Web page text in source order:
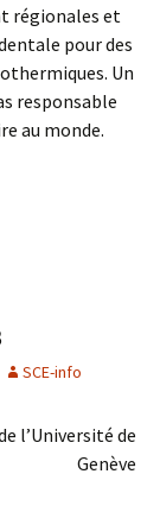
régionales et
pour des
Un
responsable
au monde.
et de la banquise
SCE-info
l’Université de
Genève